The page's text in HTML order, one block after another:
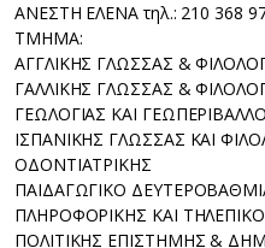
ΑΝΕΣΤΗ ΕΛΕΝΑ τηλ.: 210 368
TMHMA:
ΑΓΓΛΙΚΗΣ ΓΛΩΣΣΑΣ &
ΓΑΛΛΙΚΗΣ ΓΛΩΣΣΑΣ &
ΓΕΩΛΟΓΙΑΣ ΚΑΙ
ΙΣΠΑΝΙΚΗΣ ΓΛΩΣΣΑΣ ΚΑΙ
ΟΔΟΝΤΙΑΤΡΙΚΗΣ
ΠΑΙΔΑΓΩΓΙΚΟ
ΠΛΗΡΟΦΟΡΙΚΗΣ ΚΑΙ
ΠΟΛΙΤΙΚΗΣ ΕΠΙΣΤΗΜΗΣ &